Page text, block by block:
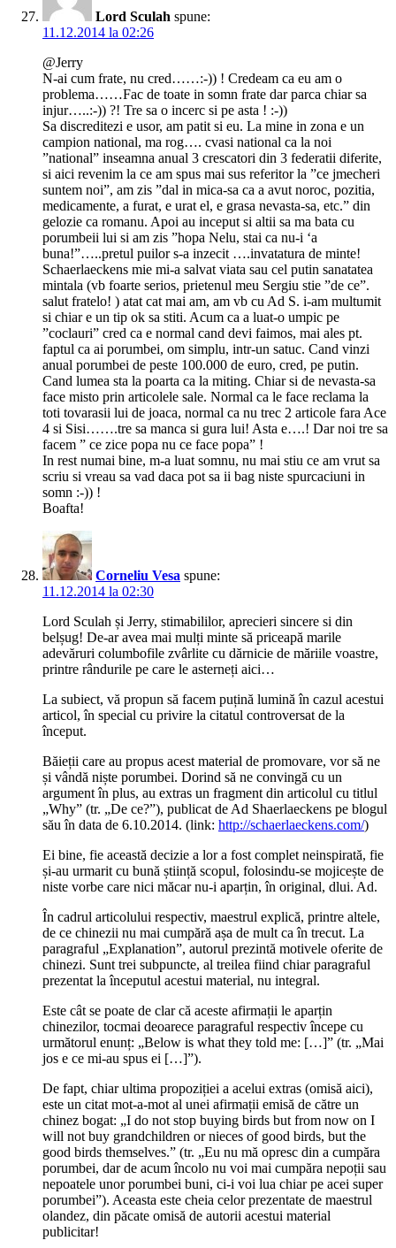
Lord Sculah spune:
11.12.2014 la 02:26
@Jerry
N-ai cum frate, nu cred……:-)) ! Credeam ca eu am o
problema……Fac de toate in somn frate dar parca chiar sa
injur…..:-)) ?! Tre sa o incerc si pe asta ! :-))
Sa discreditezi e usor, am patit si eu. La mine in zona e un
campion national, ma rog…. cvasi national ca la noi
”national” inseamna anual 3 crescatori din 3 federatii diferite,
si aici revenim la ce am spus mai sus referitor la ”ce jmecheri
suntem noi”, am zis ”dal in mica-sa ca a avut noroc, pozitia,
medicamente, a furat, e urat el, e grasa nevasta-sa, etc.” din
gelozie ca romanu. Apoi au inceput si altii sa ma bata cu
porumbeii lui si am zis ”hopa Nelu, stai ca nu-i ‘a
buna!”…..pretul puilor s-a inzecit ….invatatura de minte!
Schaerlaeckens mie mi-a salvat viata sau cel putin sanatatea
mintala (vb foarte serios, prietenul meu Sergiu stie ”de ce”.
salut fratelo! ) atat cat mai am, am vb cu Ad S. i-am multumit
si chiar e un tip ok sa stiti. Acum ca a luat-o umpic pe
”coclauri” cred ca e normal cand devi faimos, mai ales pt.
faptul ca ai porumbei, om simplu, intr-un satuc. Cand vinzi
anual porumbei de peste 100.000 de euro, cred, pe putin.
Cand lumea sta la poarta ca la miting. Chiar si de nevasta-sa
face misto prin articolele sale. Normal ca le face reclama la
toti tovarasii lui de joaca, normal ca nu trec 2 articole fara Ace
4 si Sisi…….tre sa manca si gura lui! Asta e….! Dar noi tre sa
facem ” ce zice popa nu ce face popa” !
In rest numai bine, m-a luat somnu, nu mai stiu ce am vrut sa
scriu si vreau sa vad daca pot sa ii bag niste spurcaciuni in
somn :-)) !
Boafta!
Corneliu Vesa spune:
11.12.2014 la 02:30
Lord Sculah și Jerry, stimabililor, aprecieri sincere si din
belșug! De-ar avea mai mulți minte să priceapă marile
adevăruri columbofile zvârlite cu dărnicie de măriile voastre,
printre rândurile pe care le asterneți aici…
La subiect, vă propun să facem puțină lumină în cazul acestui
articol, în special cu privire la citatul controversat de la
început.
Băieții care au propus acest material de promovare, vor să ne
și vândă niște porumbei. Dorind să ne convingă cu un
argument în plus, au extras un fragment din articolul cu titlul
„Why” (tr. „De ce?”), publicat de Ad Shaerlaeckens pe blogul
său în data de 6.10.2014. (link: http://schaerlaeckens.com/)
Ei bine, fie această decizie a lor a fost complet neinspirată, fie
și-au urmarit cu bună știință scopul, folosindu-se mojicește de
niste vorbe care nici măcar nu-i aparțin, în original, dlui. Ad.
În cadrul articolului respectiv, maestrul explică, printre altele,
de ce chinezii nu mai cumpără așa de mult ca în trecut. La
paragraful „Explanation”, autorul prezintă motivele oferite de
chinezi. Sunt trei subpuncte, al treilea fiind chiar paragraful
prezentat la începutul acestui material, nu integral.
Este cât se poate de clar că aceste afirmații le aparțin
chinezilor, tocmai deoarece paragraful respectiv începe cu
următorul enunț: „Below is what they told me: […]” (tr. „Mai
jos e ce mi-au spus ei […]”).
De fapt, chiar ultima propoziției a acelui extras (omisă aici),
este un citat mot-a-mot al unei afirmații emisă de către un
chinez bogat: „I do not stop buying birds but from now on I
will not buy grandchildren or nieces of good birds, but the
good birds themselves.” (tr. „Eu nu mă opresc din a cumpăra
porumbei, dar de acum încolo nu voi mai cumpăra nepoții sau
nepoatele unor porumbei buni, ci-i voi lua chiar pe acei super
porumbei”). Aceasta este cheia celor prezentate de maestrul
olandez, din păcate omisă de autorii acestui material
publicitar!